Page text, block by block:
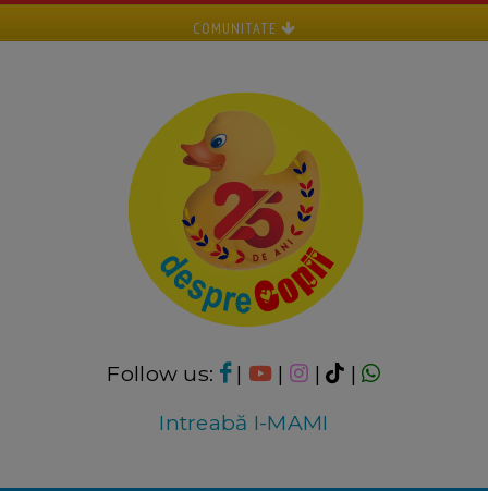
COMUNITATE
Follow us: | | |
|
Intreabă I-MAMI